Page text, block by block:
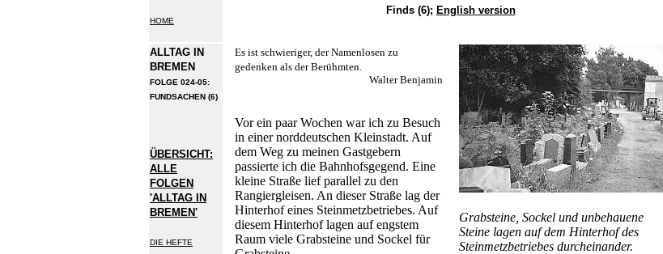
HOME
Finds (6); English version
ALLTAG IN
BREMEN
FOLGE 024-05:
FUNDSACHEN (6)
ÜBERSICHT:
ALLE
FOLGEN
'ALLTAG IN
BREMEN'
DIE HEFTE
Es ist schwieriger, der Namenlosen zu
gedenken als der Berühmten.
Walter Benjamin
Vor ein paar Wochen war ich zu Besuch
in einer norddeutschen Kleinstadt. Auf
dem Weg zu meinen Gastgebern
passierte ich die Bahnhofsgegend. Eine
kleine Straße lief parallel zu den
Rangiergleisen. An dieser Straße lag der
Hinterhof eines Steinmetzbetriebes. Auf
diesem Hinterhof lagen auf engstem
Raum viele Grabsteine und Sockel für
Grabsteine, Sockel und unbehauene
Steine lagen auf dem Hinterhof des
Steinmetzbetriebes durcheinander.